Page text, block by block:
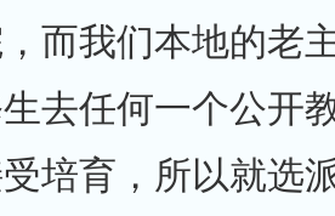
而我们本地的老
去任何一个公开
培育，所以就选